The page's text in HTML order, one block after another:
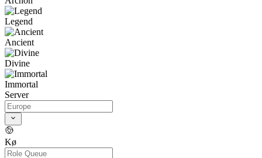
Legend
Ancient
Divine
Immortal
Server
Kø